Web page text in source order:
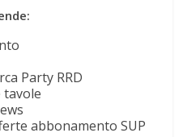
Party RRD
tavole
abbonamento SUP